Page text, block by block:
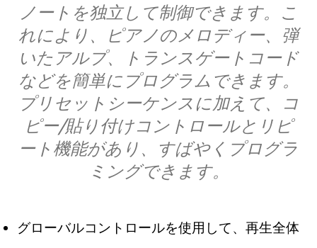
ノートを独立して制御できます。こ
れにより、ピアノのメロディー、弾
いたアルプ、トランスゲートコード
などを簡単にプログラムできます。
プリセットシーケンスに加えて、コ
ピー/貼り付けコントロールとリピ
ート機能があり、すばやくプログラ
ミングできます。
グローバルコントロールを使用して、再生全体